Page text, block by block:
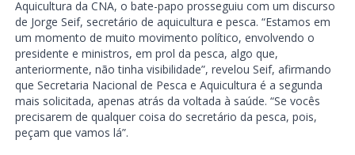
Aquicultura da CNA, o bate-papo prosseguiu com um discurso
de Jorge Seif, secretário de aquicultura e pesca. “Estamos em
um momento de muito movimento político, envolvendo o
presidente e ministros, em prol da pesca, algo que,
anteriormente, não tinha visibilidade”, revelou Seif, afirmando
que Secretaria Nacional de Pesca e Aquicultura é a segunda
mais solicitada, apenas atrás da voltada à saúde. “Se vocês
precisarem de qualquer coisa do secretário da pesca, pois,
peçam que vamos lá”.